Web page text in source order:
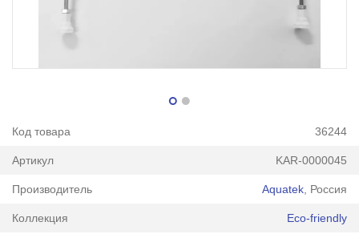
Код товара 36244
Артикул KAR-0000045
Производитель Aquatek , Россия
Коллекция Eco-friendly